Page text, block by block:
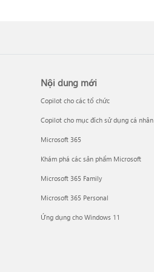
Nội dung mới
Copilot cho các tổ chức
Copilot cho mục đích sử dụng cá nhân
Microsoft 365
Khám phá các sản phẩm Microsoft
Microsoft 365 Family
Microsoft 365 Personal
Ứng dụng cho Windows 11